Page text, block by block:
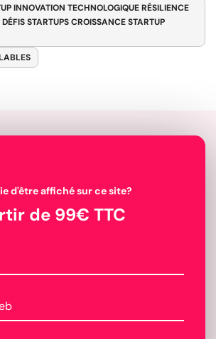
INNOVATION TECHNOLOGIQUE RÉSILIENCE
STARTUPS CROISSANCE STARTUP
d'être affiché sur ce site?
de 99€ TTC